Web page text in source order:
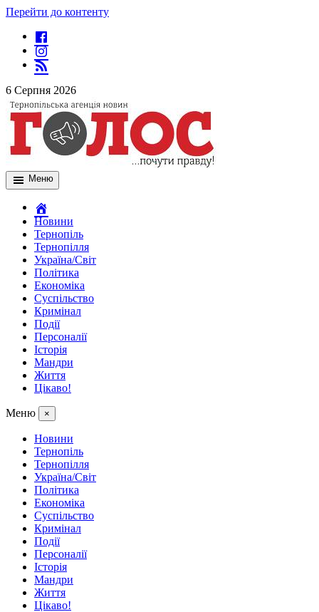
Перейти до контенту
6 Серпня 2026
Меню
Новини
Тернопіль
Тернопілля
Україна/Світ
Політика
Економіка
Суспільство
Кримінал
Події
Персоналії
Історія
Мандри
Життя
Цікаво!
Меню ×
Новини
Тернопіль
Тернопілля
Україна/Світ
Політика
Економіка
Суспільство
Кримінал
Події
Персоналії
Історія
Мандри
Життя
Цікаво!